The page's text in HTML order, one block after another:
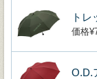
ト
価格
O.D.